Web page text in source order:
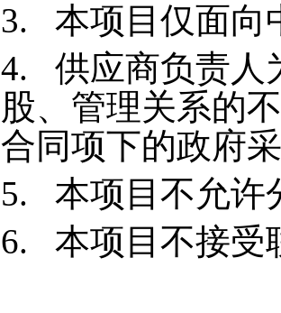
3.
本项目仅面向
4.
供应商负责人
股、管理关系的
合同项下的政府
5.
本项目不允许
6.
本项目不接受